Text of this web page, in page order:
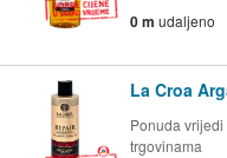
0 m udaljeno
La Croa
Ponuda
trgovinama